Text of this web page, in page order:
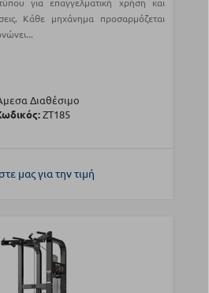
για επαγγελματική χρήση και
Κάθε μηχάνημα προσαρμόζεται
Διαθέσιμο
ZT185
μας για την τιμή